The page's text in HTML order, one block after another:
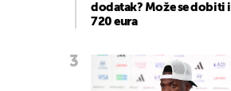
dodatak? Može se dobiti i
720 eura